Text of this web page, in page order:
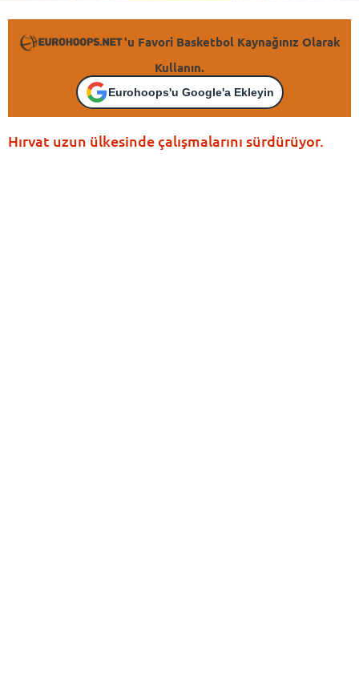
'u Favori Basketbol Kaynağınız Olarak
Kullanın.
Eurohoops'u Google'a Ekleyin
Hırvat uzun ülkesinde çalışmalarını sürdürüyor.